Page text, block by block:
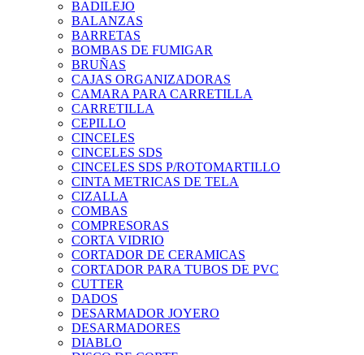
BADILEJO
BALANZAS
BARRETAS
BOMBAS DE FUMIGAR
BRUÑAS
CAJAS ORGANIZADORAS
CAMARA PARA CARRETILLA
CARRETILLA
CEPILLO
CINCELES
CINCELES SDS
CINCELES SDS P/ROTOMARTILLO
CINTA METRICAS DE TELA
CIZALLA
COMBAS
COMPRESORAS
CORTA VIDRIO
CORTADOR DE CERAMICAS
CORTADOR PARA TUBOS DE PVC
CUTTER
DADOS
DESARMADOR JOYERO
DESARMADORES
DIABLO